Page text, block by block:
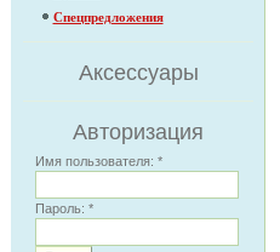
Спецпредложения
Аксессуары
Авторизация
Имя пользователя: *
Пароль: *